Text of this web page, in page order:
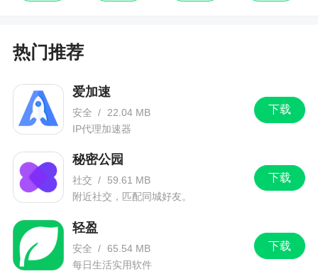
热门推荐
下载
爱加速
安全 /
22.04 MB
IP代理加速器
下载
秘密公园
社交 /
59.61 MB
附近社交，匹配同城好友。
下载
轻盈
安全 / 65.54 MB
每日生活实用软件